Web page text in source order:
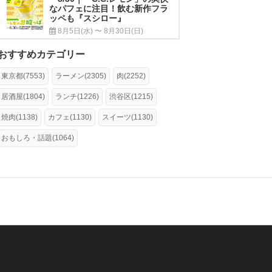
なパフェに注目！飲む新作フラ
ッペも『スシロー』
8月5日(水) 〜 8月30日(日)
すすめカテゴリー
東京都(7553) ラーメン(2305) 肉(2252)
居酒屋(1804) ランチ(1226) 渋谷区(1215)
焼肉(1138) カフェ(1130) スイーツ(1130)
おもしろ・話題(1064)